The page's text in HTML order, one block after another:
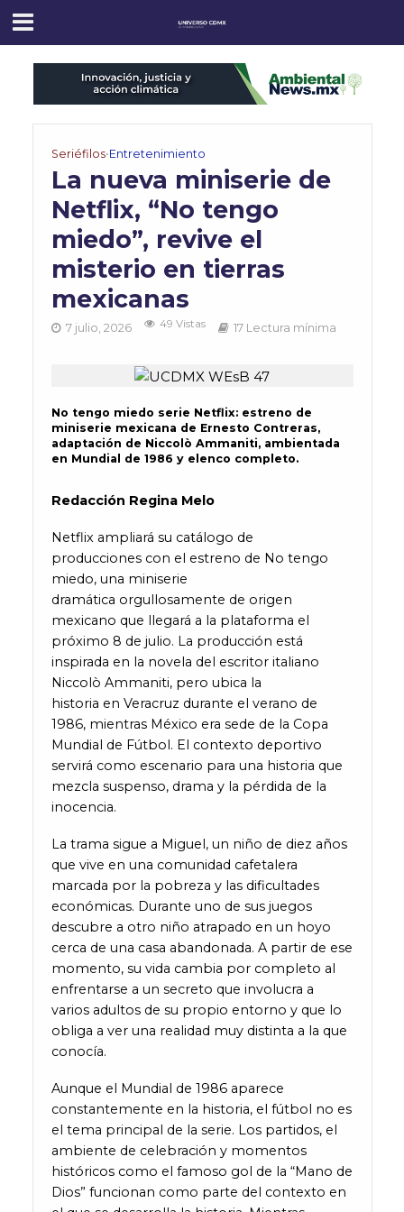
Seriéfilos•Entretenimiento
La nueva miniserie de
Netflix, “No tengo
miedo”, revive el
misterio en tierras
mexicanas
7 julio, 2026 49 Vistas 17 Lectura mínima
No tengo miedo serie Netflix: estreno de
miniserie mexicana de Ernesto Contreras,
adaptación de Niccolò Ammaniti, ambientada
en Mundial de 1986 y elenco completo.
Redacción Regina Melo
Netflix ampliará su catálogo de
producciones con el estreno de No tengo
miedo, una miniserie
dramática orgullosamente de origen
mexicano que llegará a la plataforma el
próximo 8 de julio. La producción está
inspirada en la novela del escritor italiano
Niccolò Ammaniti, pero ubica la
historia en Veracruz durante el verano de
1986, mientras México era sede de la Copa
Mundial de Fútbol. El contexto deportivo
servirá como escenario para una historia que
mezcla suspenso, drama y la pérdida de la
inocencia.
La trama sigue a Miguel, un niño de diez años
que vive en una comunidad cafetalera
marcada por la pobreza y las dificultades
económicas. Durante uno de sus juegos
descubre a otro niño atrapado en un hoyo
cerca de una casa abandonada. A partir de ese
momento, su vida cambia por completo al
enfrentarse a un secreto que involucra a
varios adultos de su propio entorno y que lo
obliga a ver una realidad muy distinta a la que
conocía.
Aunque el Mundial de 1986 aparece
constantemente en la historia, el fútbol no es
el tema principal de la serie. Los partidos, el
ambiente de celebración y momentos
históricos como el famoso gol de la “Mano de
Dios” funcionan como parte del contexto en